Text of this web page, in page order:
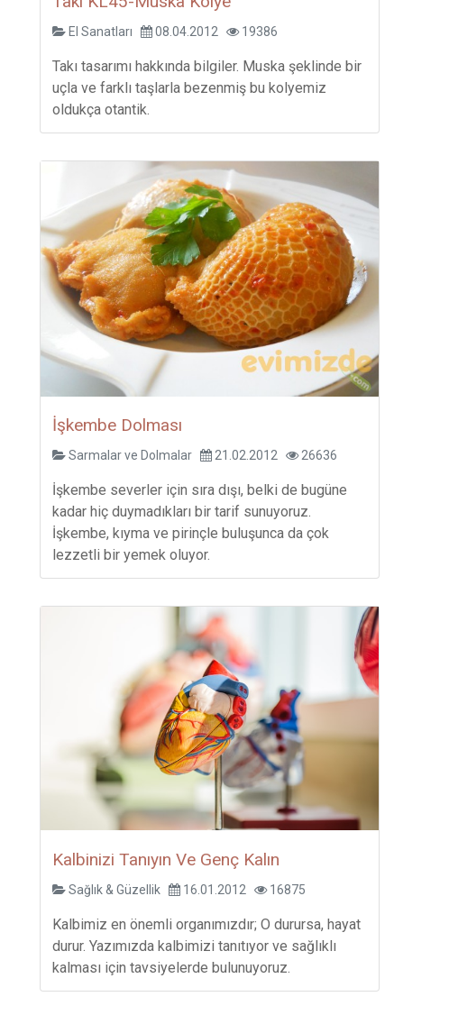
El Sanatları 08.04.2012 19386
Takı tasarımı hakkında bilgiler. Muska şeklinde bir
uçla ve farklı taşlarla bezenmiş bu kolyemiz
oldukça otantik.
İşkembe Dolması
Sarmalar ve Dolmalar 21.02.2012 26636
İşkembe severler için sıra dışı, belki de bugüne
kadar hiç duymadıkları bir tarif sunuyoruz.
İşkembe, kıyma ve pirinçle buluşunca da çok
lezzetli bir yemek oluyor.
Kalbinizi Tanıyın Ve Genç Kalın
Sağlık & Güzellik 16.01.2012 16875
Kalbimiz en önemli organımızdır; O durursa, hayat
durur. Yazımızda kalbimizi tanıtıyor ve sağlıklı
kalması için tavsiyelerde bulunuyoruz.